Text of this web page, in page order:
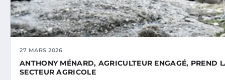
27 MARS 2026
ANTHONY MÉNARD, AGRICULTEUR ENGAGÉ, PREND
SECTEUR AGRICOLE